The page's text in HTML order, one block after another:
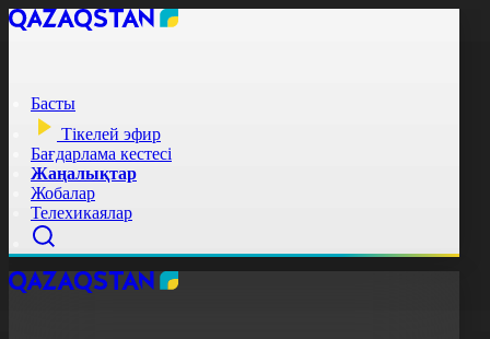
Басты
Тікелей эфир
Бағдарлама кестесі
Жаңалықтар
Жобалар
Телехикаялар